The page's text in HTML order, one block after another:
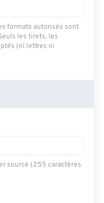
formats autorisés sont
les tirets, les
(ni lettres ni
source (255 caractères